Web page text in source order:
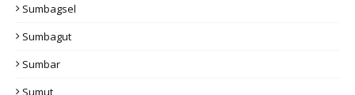
Sumbagsel
Sumbagut
Sumbar
Sumut